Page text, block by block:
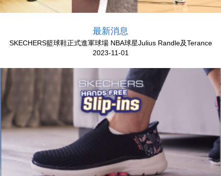
最新消息
SKECHERS籃球鞋正式進軍球場 NBA球星Julius Randle及Terance
Mann領銜登場
2023-11-01